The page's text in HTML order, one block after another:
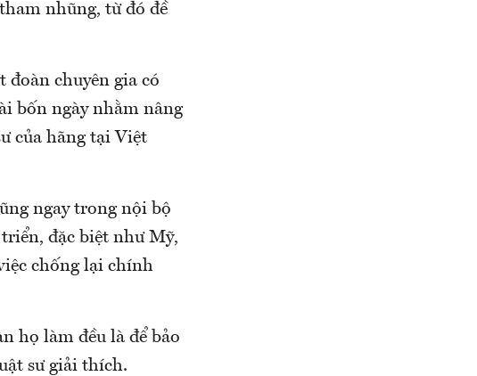
nhũng, từ đó đề
chuyên gia có
bốn ngày nhằm nâng
của hãng tại Việt
ngay trong nội bộ
đặc biệt như Mỹ,
chống lại chính
họ làm đều là để bảo
sư giải thích.